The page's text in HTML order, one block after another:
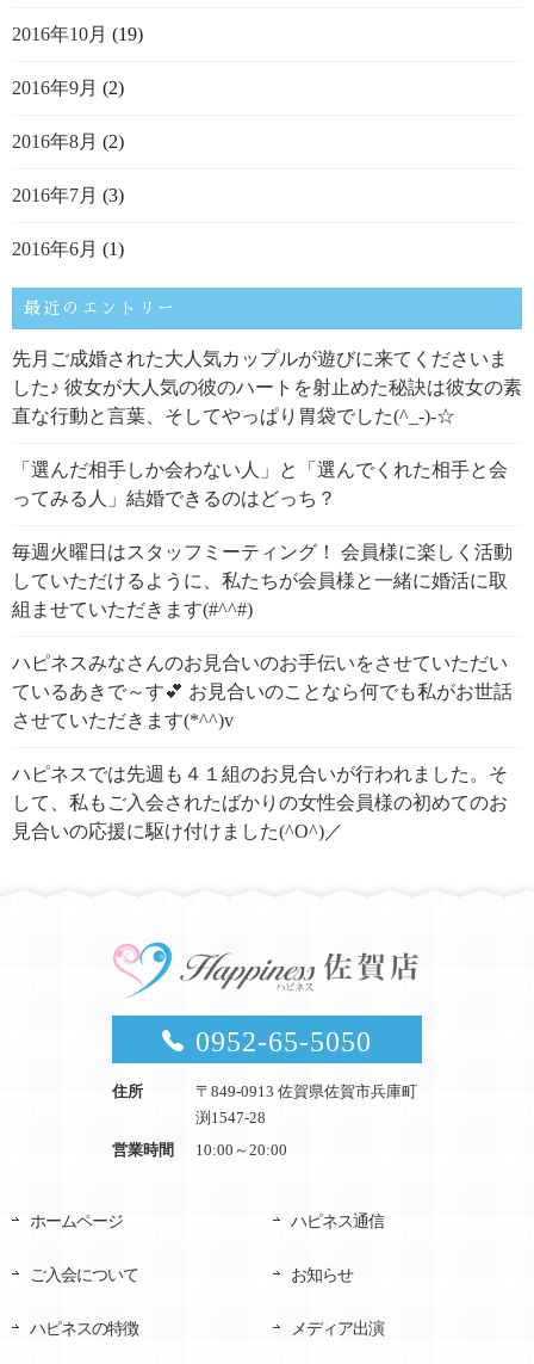
2016年10月 (19)
2016年9月 (2)
2016年8月 (2)
2016年7月 (3)
2016年6月 (1)
最近のエントリー
先月ご成婚された大人気カップルが遊びに来てくださいま
した♪ 彼女が大人気の彼のハートを射止めた秘訣は彼女の素
直な行動と言葉、そしてやっぱり胃袋でした(^_-)-☆
「選んだ相手しか会わない人」と「選んでくれた相手と会
ってみる人」結婚できるのはどっち？
毎週火曜日はスタッフミーティング！ 会員様に楽しく活動
していただけるように、私たちが会員様と一緒に婚活に取
組ませていただきます(#^^#)
ハピネスみなさんのお見合いのお手伝いをさせていただい
ているあきで～す💕 お見合いのことなら何でも私がお世話
させていただきます(*^^)v
ハピネスでは先週も４１組のお見合いが行われました。そ
して、私もご入会されたばかりの女性会員様の初めてのお
見合いの応援に駆け付けました(^O^)／
0952-65-5050
住所
〒849-0913 佐賀県佐賀市兵庫町
渕1547-28
営業時間
10:00～20:00
ホームページ
ご入会について
ハピネスの特徴
ハピネス通信
お知らせ
メディア出演